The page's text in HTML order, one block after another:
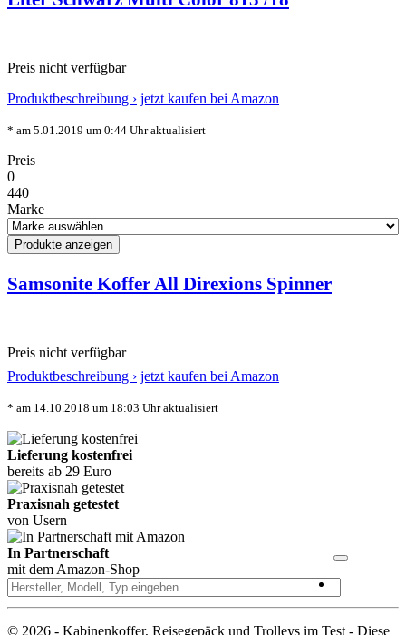
Preis nicht verfügbar
Produktbeschreibung › jetzt kaufen bei Amazon
* am 5.01.2019 um 0:44 Uhr aktualisiert
Preis
0
440
Marke
Samsonite Koffer All Direxions Spinner
Preis nicht verfügbar
Produktbeschreibung › jetzt kaufen bei Amazon
* am 14.10.2018 um 18:03 Uhr aktualisiert
Lieferung kostenfrei
bereits ab 29 Euro
Praxisnah getestet
von Usern
In Partnerschaft
mit dem Amazon-Shop
© 2026 - Kabinenkoffer, Reisegepäck und Trolleys im Test - Diese